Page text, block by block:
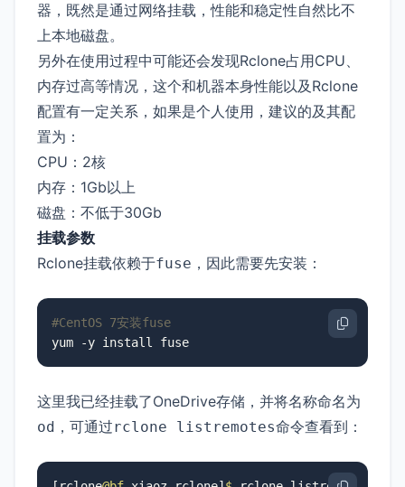
器，既然是通过网络挂载，性能和稳定性自然比不
上本地磁盘。
另外在使用过程中可能还会发现Rclone占用CPU、
内存过高等情况，这个和机器本身性能以及Rclone
配置有一定关系，如果是个人使用，建议的及其配
置为：
CPU：2核
内存：1Gb以上
磁盘：不低于30Gb
挂载参数
Rclone挂载依赖于fuse ，因此需要先安装：
#CentOS 7安装fuse
yum -y install fuse
这里我已经挂载了OneDrive存储，并将名称命名为
od ，可通过rclone listremotes命令查看到：